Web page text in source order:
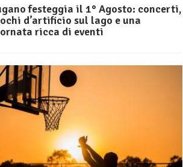
festeggia il 1° Agosto: concerti,
d’artificio sul lago e una
ricca di eventi